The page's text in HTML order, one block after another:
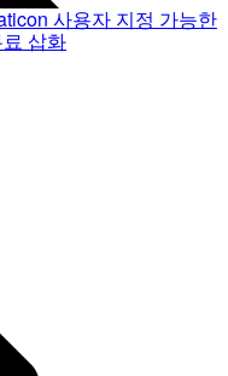
사용자 지정 가능한
삽화